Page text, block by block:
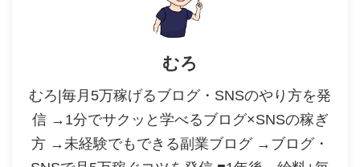
むろ
むろ|毎月5万稼げるブログ・SNSのやり方を発
信 →1分でサクッと学べるブログ×SNSの稼ぎ
方 →未経験でもできる副業ブログ →ブログ・